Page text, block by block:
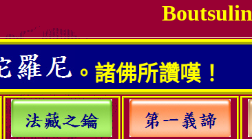
法。諸佛所讚嘆！